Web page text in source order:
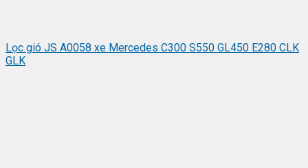
Lọc gió JS A0058 xe Mercedes C300 S550 GL450 E280 CLK
GLK